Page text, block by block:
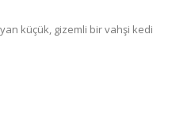
küçük, gizemli bir vahşi kedi